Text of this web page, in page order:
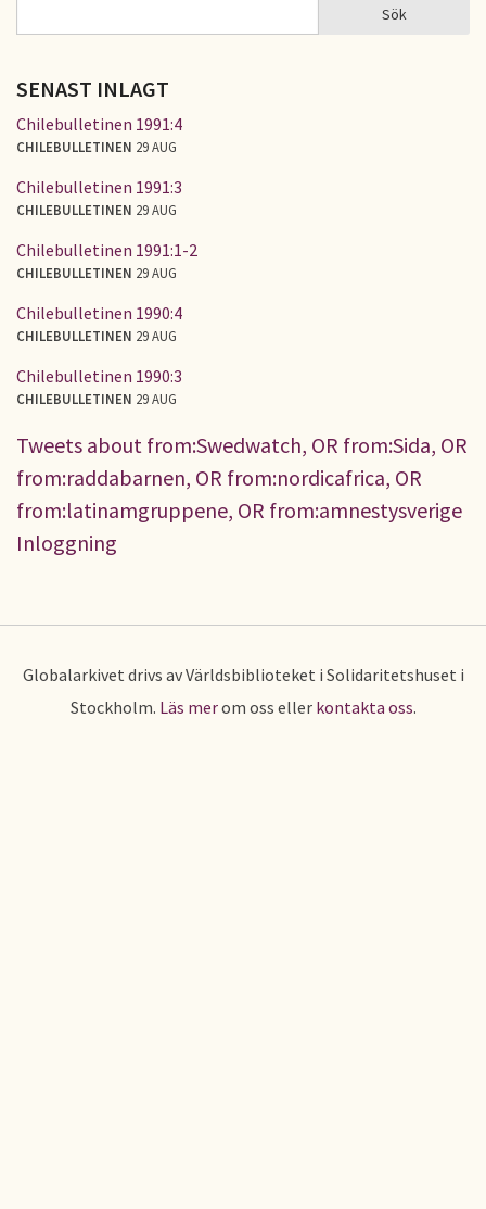
SÖKFORMULÄR Sök
SENAST INLAGT
Chilebulletinen 1991:4
CHILEBULLETINEN 29 AUG
Chilebulletinen 1991:3
CHILEBULLETINEN 29 AUG
Chilebulletinen 1991:1-2
CHILEBULLETINEN 29 AUG
Chilebulletinen 1990:4
CHILEBULLETINEN 29 AUG
Chilebulletinen 1990:3
CHILEBULLETINEN 29 AUG
Tweets about from:Swedwatch, OR from:Sida, OR
from:raddabarnen, OR from:nordicafrica, OR
from:latinamgruppene, OR from:amnestysverige
Inloggning
Globalarkivet drivs av Världsbiblioteket i Solidaritetshuset i
Stockholm. Läs merom oss eller kontakta oss.